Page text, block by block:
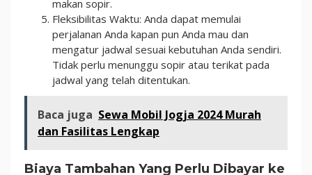
makan sopir.
Fleksibilitas Waktu: Anda dapat memulai
perjalanan Anda kapan pun Anda mau dan
mengatur jadwal sesuai kebutuhan Anda sendiri.
Tidak perlu menunggu sopir atau terikat pada
jadwal yang telah ditentukan.
Baca juga Sewa Mobil Jogja 2024 Murah
dan Fasilitas Lengkap
Biaya Tambahan Yang Perlu Dibayar ke